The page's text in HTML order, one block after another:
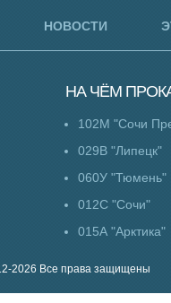
НОВОСТИ
НА ЧЁМ
102М "Сочи
029В "Липецк"
060У "Тюмень"
012С "Сочи"
015А "Арктика"
2026 Все права защищены